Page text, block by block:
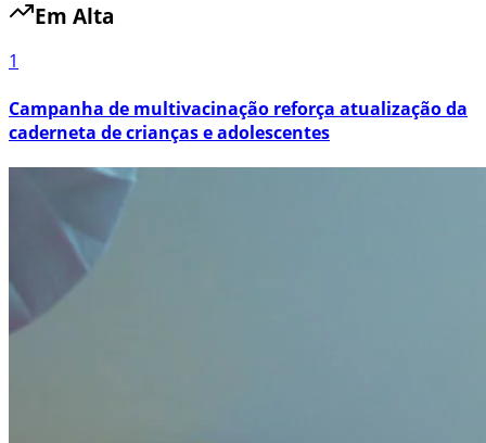
Em Alta
1
Campanha de multivacinação reforça atualização da
caderneta de crianças e adolescentes